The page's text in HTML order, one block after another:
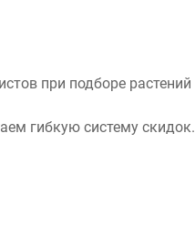
при подборе растений
гибкую систему скидок.